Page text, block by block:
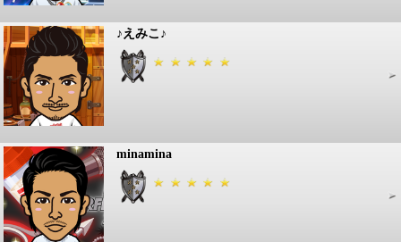
♪えみこ♪
minamina